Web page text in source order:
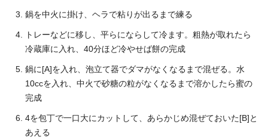
鍋を中火に掛け、ヘラで粘りが出るまで練る
トレーなどに移し、平らにならして冷ます。粗熱が取れたら
冷蔵庫に入れ、40分ほど冷やせば餅の完成
鍋に[A]を入れ、泡立て器でダマがなくなるまで混ぜる。水
10ccを入れ、中火で砂糖の粒がなくなるまで溶かしたら蜜の
完成
4を包丁で一口大にカットして、あらかじめ混ぜておいた[B]と
あえる